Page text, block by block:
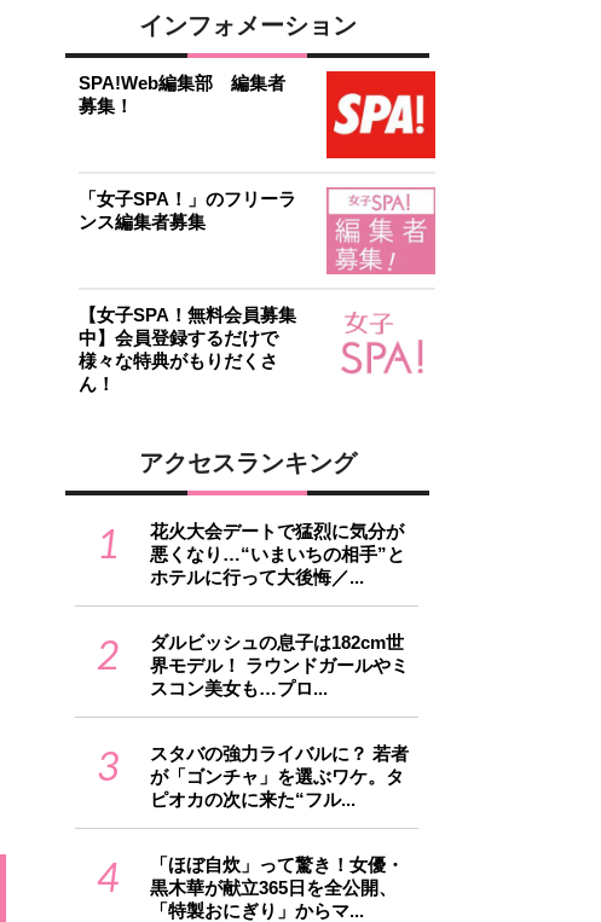
インフォメーション
SPA!Web編集部 編集者
募集！
「女子SPA！」のフリーラ
ンス編集者募集
【女子SPA！無料会員募集
中】会員登録するだけで
様々な特典がもりだくさ
ん！
アクセスランキング
1
花火大会デートで猛烈に気分が
悪くなり…“いまいちの相手”と
ホテルに行って大後悔／...
2
ダルビッシュの息子は182cm世
界モデル！ ラウンドガールやミ
スコン美女も…プロ...
3
スタバの強力ライバルに？ 若者
が「ゴンチャ」を選ぶワケ。タ
ピオカの次に来た“フル...
4
「ほぼ自炊」って驚き！女優・
黒木華が献立365日を全公開、
「特製おにぎり」からマ...